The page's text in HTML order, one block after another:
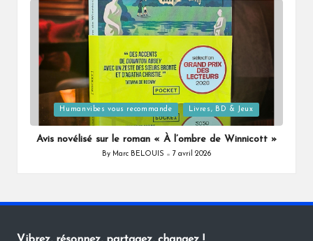
Posted
in
Humanvibes vous recommande Livres, BD & Jeux
Avis novélisé sur le roman « À l’ombre de Winnicott »
Posted
By Marc BELOUIS 7 avril 2026